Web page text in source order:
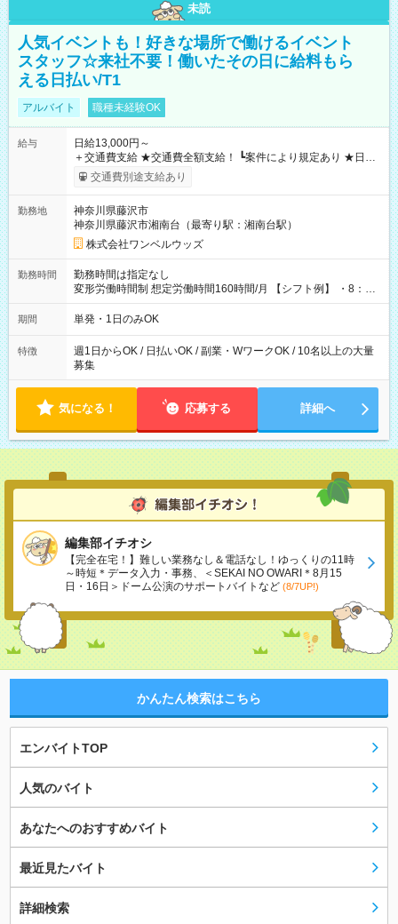
未読
人気イベントも！好きな場所で働けるイベント
スタッフ☆来社不要！働いたその日に給料もら
える日払い/T1
アルバイト 職種未経験OK
給与
日給13,000円～
＋交通費支給 ★交通費全額支給！ ┗案件により規定あり ★日払
いOK！（規定あり） ┗働いたその日に現金GET♪ お仕事後はコ
ンビニATMから 日払い分を引き落とせます！ 【試用期間】試
交通費別途支給あり
勤務地
神奈川県藤沢市
神奈川県藤沢市湘南台（最寄り駅：湘南台駅）
株式会社ワンベルウッズ
勤務時間
勤務時間は指定なし
変形労働時間制 想定労働時間160時間/月 【シフト例】 ・8：00
～21：00
期間 単発・1日のみOK
特徴
週1日からOK / 日払いOK / 副業・WワークOK / 10名以上の大量
募集
気になる！ 応募する 詳細へ
編集部イチオシ
【完全在宅！】難しい業務なし＆電話なし！ゆっくりの11時
～時短＊データ入力・事務、＜SEKAI NO OWARI＊8月15
日・16日＞ドーム公演のサポートバイトなど (8/7UP!)
かんたん検索はこちら
エンバイトTOP
人気のバイト
あなたへのおすすめバイト
最近見たバイト
詳細検索